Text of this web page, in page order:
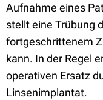
Aufnahme eines
stellt eine Trübung
fortgeschrittenem
kann. In der Regel
operativen Ersatz
Linsenimplantat.